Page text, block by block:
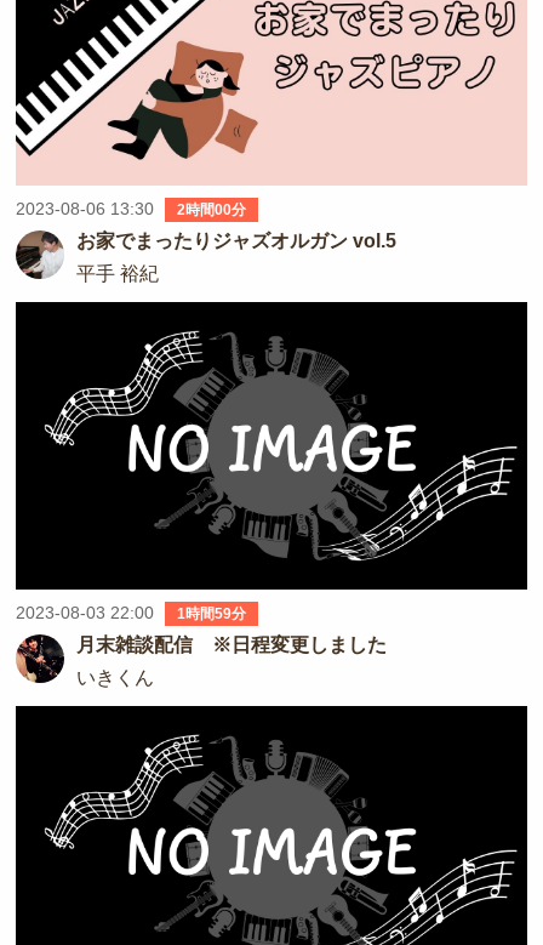
2023-08-06 13:30 2時間00分
お家でまったりジャズオルガン vol.5
平手 裕紀
2023-08-03 22:00 1時間59分
月末雑談配信 ※日程変更しました
いきくん